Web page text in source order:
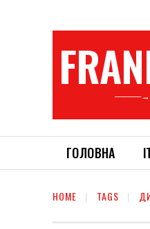
———→
ГОЛОВНА
HOME TAGS